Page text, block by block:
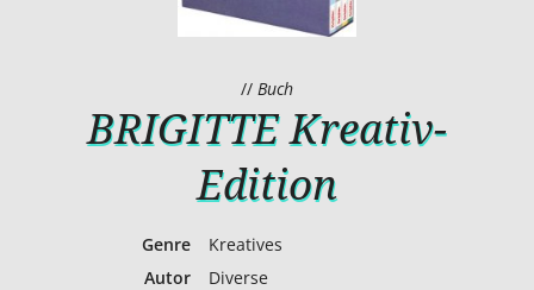
// Buch
BRIGITTE Kreativ-
Edition
Genre
Kreatives
Autor
Diverse